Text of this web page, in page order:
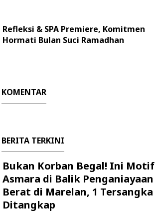
Refleksi & SPA Premiere, Komitmen
Hormati Bulan Suci Ramadhan
KOMENTAR
BERITA TERKINI
Bukan Korban Begal! Ini Motif
Asmara di Balik Penganiayaan
Berat di Marelan, 1 Tersangka
Ditangkap